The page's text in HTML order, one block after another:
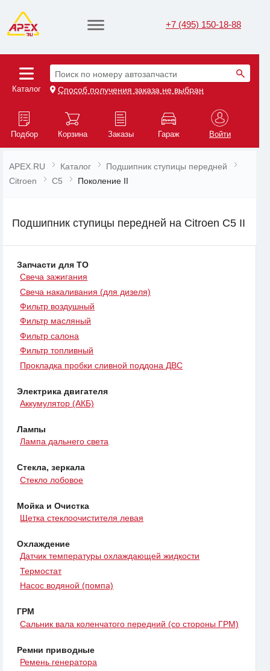
+7 (495) 150-18-88
Каталог
Поиск по номеру автозапчасти
Способ получения заказа не выбран
Подбор Корзина Заказы Гараж Войти
APEX.RU Каталог
Подшипник ступицы передней
Citroen
C5 Поколение II
Подшипник ступицы передней на Citroen C5 II
Запчасти для ТО
Свеча зажигания
Свеча накаливания (для дизеля)
Фильтр воздушный
Фильтр масляный
Фильтр салона
Фильтр топливный
Прокладка пробки сливной поддона ДВС
Электрика двигателя
Аккумулятор (АКБ)
Лампы
Лампа дальнего света
Стекла, зеркала
Стекло лобовое
Мойка и Очистка
Щетка стеклоочистителя левая
Охлаждение
Датчик температуры охлаждающей жидкости
Термостат
Насос водяной (помпа)
ГРМ
Сальник вала коленчатого передний (со стороны ГРМ)
Ремни приводные
Ремень генератора